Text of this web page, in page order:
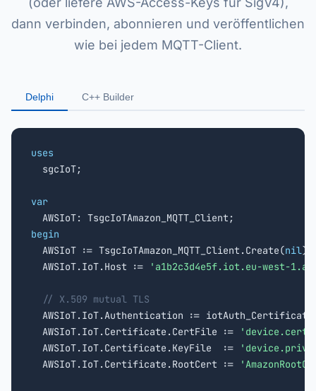
dann verbinden, abonnieren und veröffentlichen
wie bei jedem MQTT-Client.
Delphi C++ Builder
uses
sgcIoT;
var
begin
AWSIoT := TsgcIoTAmazon_MQTT_Client.Create(nil);
  AWSIoT.IoT.Host :=
'a1b2c3d4e5f.iot.eu-west-
// X.509 mutual TLS
AWSIoT.IoT.Authentication :=
  AWSIoT.IoT.Certificate.CertFile :=
  AWSIoT.IoT.Certificate.KeyFile  :=
  AWSIoT.IoT.Certificate.RootCert :=